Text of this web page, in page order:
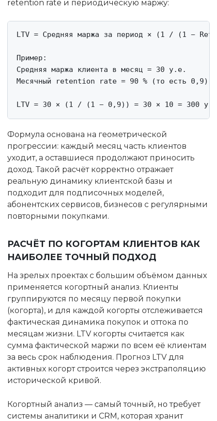
retention rate и периодическую маржу:
LTV = Средняя маржа за период × (1 / (1 −
Пример:
Средняя маржа клиента в месяц = 30 у.е.
Месячный retention rate = 90 % (то есть 0,9)
LTV = 30 × (1 / (1 − 0,9)) = 30 × 10 = 300
Формула основана на геометрической
прогрессии: каждый месяц часть клиентов
уходит, а оставшиеся продолжают приносить
доход. Такой расчёт корректно отражает
реальную динамику клиентской базы и
подходит для подписочных моделей,
абонентских сервисов, бизнесов с регулярными
повторными покупками.
РАСЧЁТ ПО КОГОРТАМ КЛИЕНТОВ КАК
НАИБОЛЕЕ ТОЧНЫЙ ПОДХОД
На зрелых проектах с большим объёмом данных
применяется когортный анализ. Клиенты
группируются по месяцу первой покупки
(когорта), и для каждой когорты отслеживается
фактическая динамика покупок и оттока по
месяцам жизни. LTV когорты считается как
сумма фактической маржи по всем её клиентам
за весь срок наблюдения. Прогноз LTV для
активных когорт строится через экстраполяцию
исторической кривой.
Когортный анализ — самый точный, но требует
системы аналитики и CRM, которая хранит